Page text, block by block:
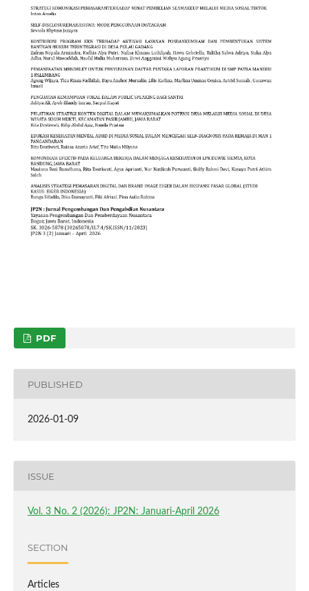
PDF
PUBLISHED
2026-01-09
ISSUE
Vol. 3 No. 2 (2026): JP2N: Januari-April 2026
SECTION
Articles